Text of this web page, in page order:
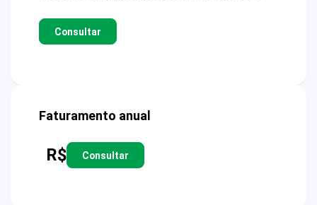
Consultar
Faturamento anual
R$ Consultar